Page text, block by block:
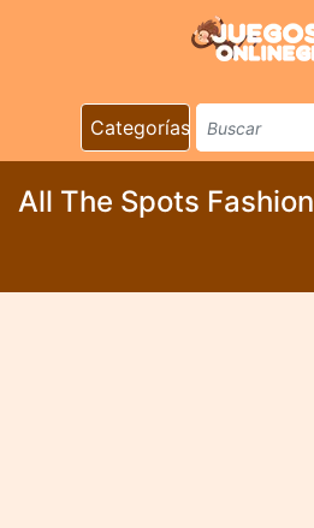
Categorías
All The Spots Fashion